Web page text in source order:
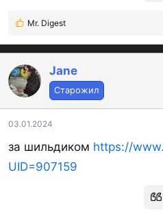
Р
а
к
ц
и
и
:
Mr. Digest
Jane
Старожил
03.01.2024
за шильдиком https://
UID=907159